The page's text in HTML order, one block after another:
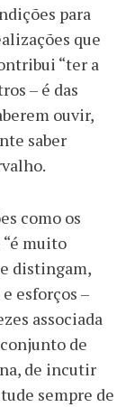
para
que
“ter a
– é das
ouvir,
saber
como os
“é muito
distingam,
esforços –
associada
de
de incutir
sempre de